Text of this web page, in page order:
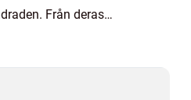
Från deras